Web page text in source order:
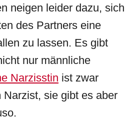
neigen leider dazu, sich
des Partners eine
zu lassen. Es gibt
nur männliche
Narzisstin ist zwar
Narzist, sie gibt es aber